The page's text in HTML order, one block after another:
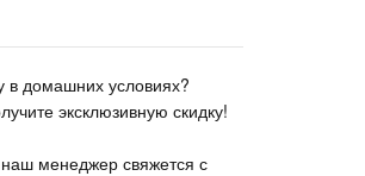
в домашних условиях?
эксклюзивную скидку!
менеджер свяжется с